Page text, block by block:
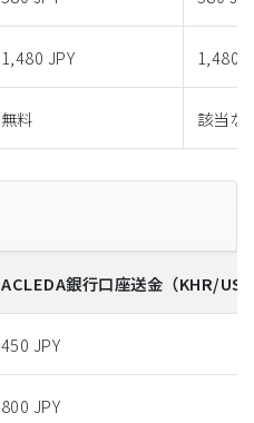
1,480 JPY 1,480
無料 該当な
ACLEDA銀行口座送金 （KHR/
450 JPY
800 JPY